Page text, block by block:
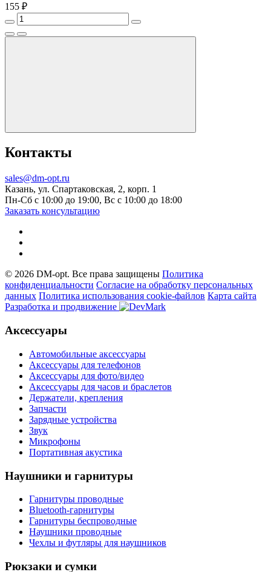
155 ₽
Контакты
sales@dm-opt.ru
Казань, ул. Спартаковская, 2, корп. 1
Пн-Сб с 10:00 до 19:00, Вс с 10:00 до 18:00
Заказать консультацию
© 2026 DM-opt. Все права защищены Политика
конфиденциальности Согласие на обработку персональных
данных Пoлитикa иcпoльзoвaния cookie-фaйлoв Карта сайта
Разработка и продвижение
Аксессуары
Автомобильные аксессуары
Аксессуары для телефонов
Аксессуары для фото/видео
Аксессуары для часов и браслетов
Держатели, крепления
Запчасти
Зарядные устройства
Звук
Микрофоны
Портативная акустика
Наушники и гарнитуры
Гарнитуры проводные
Bluetooth-гарнитуры
Гарнитуры беспроводные
Наушники проводные
Чехлы и футляры для наушников
Рюкзаки и сумки